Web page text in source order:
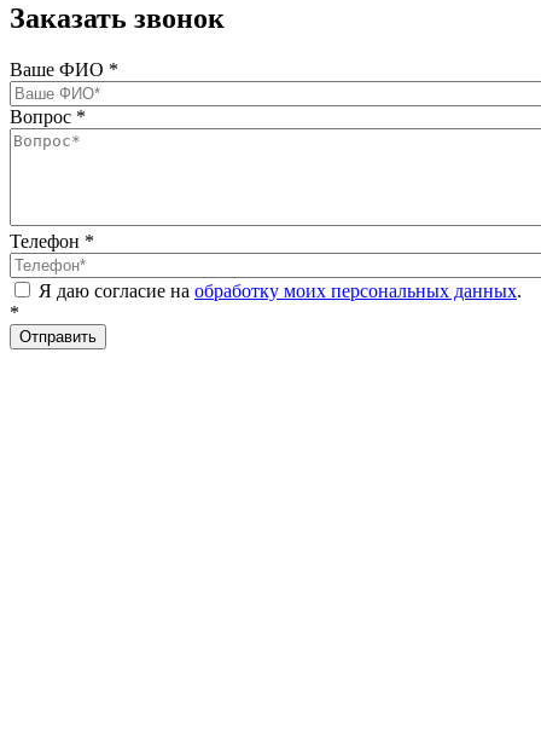
Заказать звонок
Ваше ФИО *
Вопрос *
Телефон *
Я даю согласие на обработку моих персональных данных.
*